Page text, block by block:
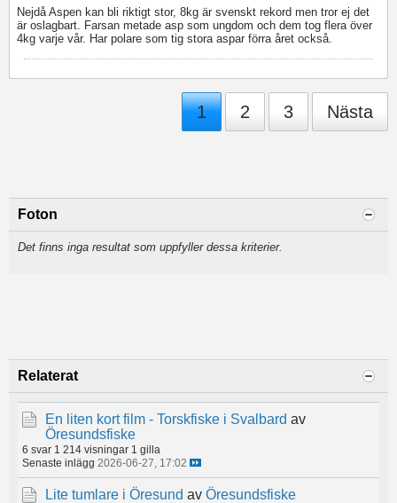
Nejdå Aspen kan bli riktigt stor, 8kg är svenskt rekord men tror ej det
är oslagbart. Farsan metade asp som ungdom och dem tog flera över
4kg varje vår. Har polare som tig stora aspar förra året också.
1 2 3 Nästa
Foton
Det finns inga resultat som uppfyller dessa kriterier.
Relaterat
En liten kort film - Torskfiske i Svalbard av
Öresundsfiske
6 svar 1 214 visningar 1 gilla
Senaste inlägg 2026-06-27, 17:02
Lite tumlare i Öresund av Öresundsfiske